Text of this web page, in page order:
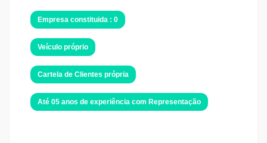
Empresa constituida : 0
Veículo próprio
Cartela de Clientes própria
Até 05 anos de experiência com Representação